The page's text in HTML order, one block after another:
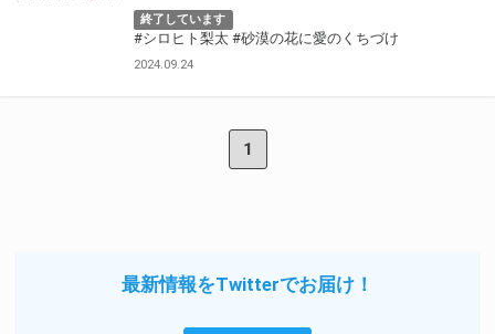
終了しています
#シロヒト梨太 #砂漠の花に愛のくちづけ
2024.09.24
1
最新情報をTwitterでお届け！